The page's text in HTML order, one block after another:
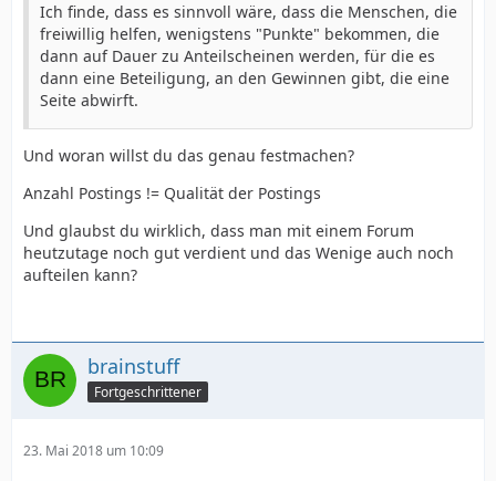
Ich finde, dass es sinnvoll wäre, dass die Menschen, die
freiwillig helfen, wenigstens "Punkte" bekommen, die
dann auf Dauer zu Anteilscheinen werden, für die es
dann eine Beteiligung, an den Gewinnen gibt, die eine
Seite abwirft.
Und woran willst du das genau festmachen?
Anzahl Postings != Qualität der Postings
Und glaubst du wirklich, dass man mit einem Forum
heutzutage noch gut verdient und das Wenige auch noch
aufteilen kann?
brainstuff
Fortgeschrittener
23. Mai 2018 um 10:09